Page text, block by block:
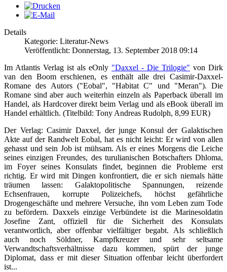
Details
Kategorie: Literatur-News
Veröffentlicht: Donnerstag, 13. September 2018 09:14
Im Atlantis Verlag ist als eOnly "Daxxel - Die Trilogie" von Dirk
van den Boom erschienen, es enthält alle drei Casimir-Daxxel-
Romane des Autors ("Eobal", "Habitat C" und "Meran"). Die
Romane sind aber auch weiterhin einzeln als Paperback überall im
Handel, als Hardcover direkt beim Verlag und als eBook überall im
Handel erhältlich. (Titelbild: Tony Andreas Rudolph, 8,99 EUR)
Der Verlag: Casimir Daxxel, der junge Konsul der Galaktischen
Akte auf der Randwelt Eobal, hat es nicht leicht: Er wird von allen
gehasst und sein Job ist mühsam. Als er eines Morgens die Leiche
seines einzigen Freundes, des turulianischen Botschafters Dhloma,
im Foyer seines Konsulats findet, beginnen die Probleme erst
richtig. Er wird mit Dingen konfrontiert, die er sich niemals hätte
träumen lassen: Galaktopolitische Spannungen, reizende
Echsenfrauen, korrupte Polizeichefs, höchst gefährliche
Drogengeschäfte und mehrere Versuche, ihn vom Leben zum Tode
zu befördern. Daxxels einzige Verbündete ist die Marinesoldatin
Josefine Zant, offiziell für die Sicherheit des Konsulats
verantwortlich, aber offenbar vielfältiger begabt. Als schließlich
auch noch Söldner, Kampfkreuzer und sehr seltsame
Verwandtschaftsverhältnisse dazu kommen, spürt der junge
Diplomat, dass er mit dieser Situation offenbar leicht überfordert
ist...